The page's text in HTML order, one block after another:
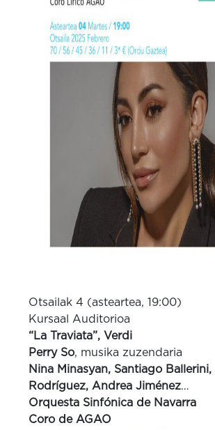
Otsailak 4 (asteartea, 19:00)
Kursaal Auditorioa
“La Traviata”, Verdi
Perry So, musika zuzendaria
Nina Minasyan, Santiago
Rodríguez, Andrea Jiménez…
Orquesta Sinfónica de Navarra
Coro de AGAO